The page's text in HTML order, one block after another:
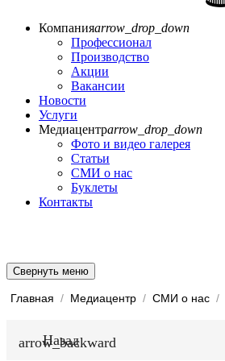
Компанияarrow_drop_down
Профессионал
Производство
Акции
Вакансии
Новости
Услуги
Медиацентрarrow_drop_down
Фото и видео галерея
Статьи
СМИ о нас
Буклеты
Контакты
Свернуть меню
Главная / Медиацентр / СМИ о нас /
Назад